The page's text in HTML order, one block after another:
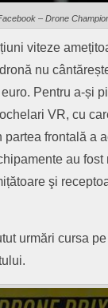
– Drone
viteze
nu
Pentru a-și
VR, cu
partea frontală a
au
şi
urmări cursa pe